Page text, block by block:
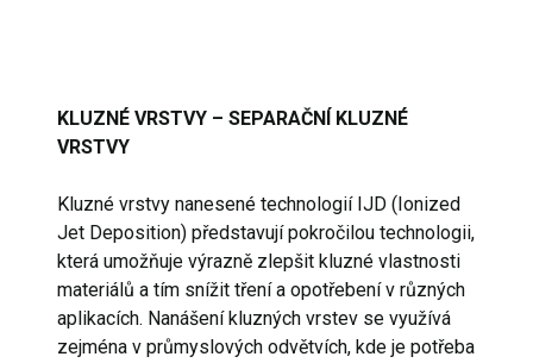
KLUZNÉ VRSTVY – SEPARAČNÍ KLUZNÉ
VRSTVY
Kluzné vrstvy nanesené technologií IJD (Ionized
Jet Deposition) představují pokročilou technologii,
která umožňuje výrazně zlepšit kluzné vlastnosti
materiálů a tím snížit tření a opotřebení v různých
aplikacích. Nanášení kluzných vrstev se využívá
zejména v průmyslových odvětvích, kde je potřeba